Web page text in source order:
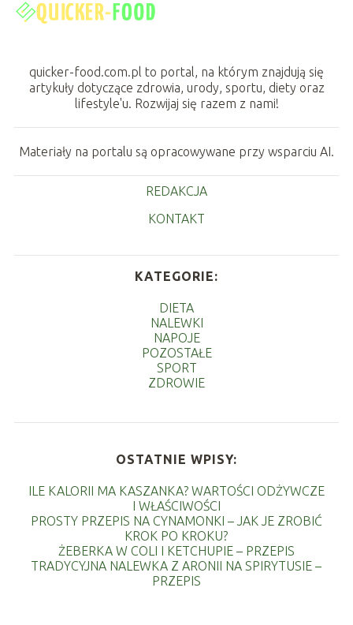
quicker-food.com.pl to portal, na którym znajdują się
artykuły dotyczące zdrowia, urody, sportu, diety oraz
lifestyle'u. Rozwijaj się razem z nami!
Materiały na portalu są opracowywane przy wsparciu AI.
REDAKCJA
KONTAKT
KATEGORIE:
DIETA
NALEWKI
NAPOJE
POZOSTAŁE
SPORT
ZDROWIE
OSTATNIE WPISY:
ILE KALORII MA KASZANKA? WARTOŚCI ODŻYWCZE
I WŁAŚCIWOŚCI
PROSTY PRZEPIS NA CYNAMONKI – JAK JE ZROBIĆ
KROK PO KROKU?
ŻEBERKA W COLI I KETCHUPIE – PRZEPIS
TRADYCYJNA NALEWKA Z ARONII NA SPIRYTUSIE –
PRZEPIS